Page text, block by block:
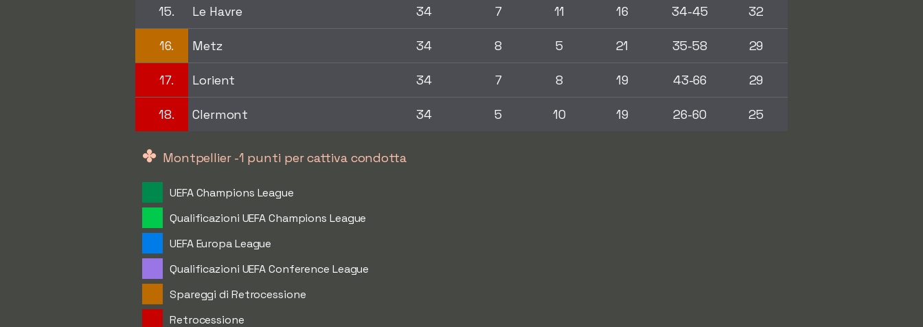
15. Le Havre 34 7 11 16 34-45 32
16. Metz 34 8 5 21 35-58 29
17. Lorient 34 7 8 19 43-66 29
18. Clermont 34 5 10 19 26-60 25
✤ Montpellier -1 punti per cattiva condotta
UEFA Champions League
Qualificazioni UEFA Champions League
UEFA Europa League
Qualificazioni UEFA Conference League
Spareggi di Retrocessione
Retrocessione